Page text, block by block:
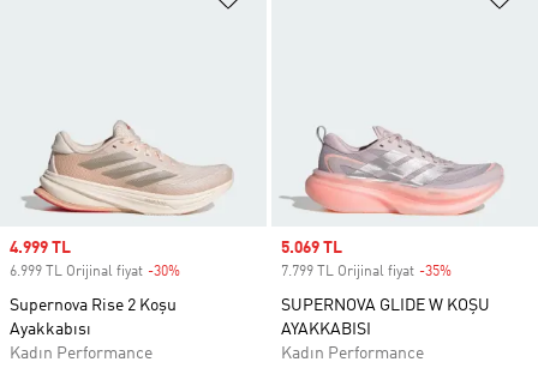
Sale price
4.999 TL
6.999 TL Orijinal fiyat -30%
Supernova Rise 2 Koşu
Ayakkabısı
Kadın Performance
Sale price
5.069 TL
7.799 TL Orijinal fiyat -35%
SUPERNOVA GLIDE W KOŞU
AYAKKABISI
Kadın Performance